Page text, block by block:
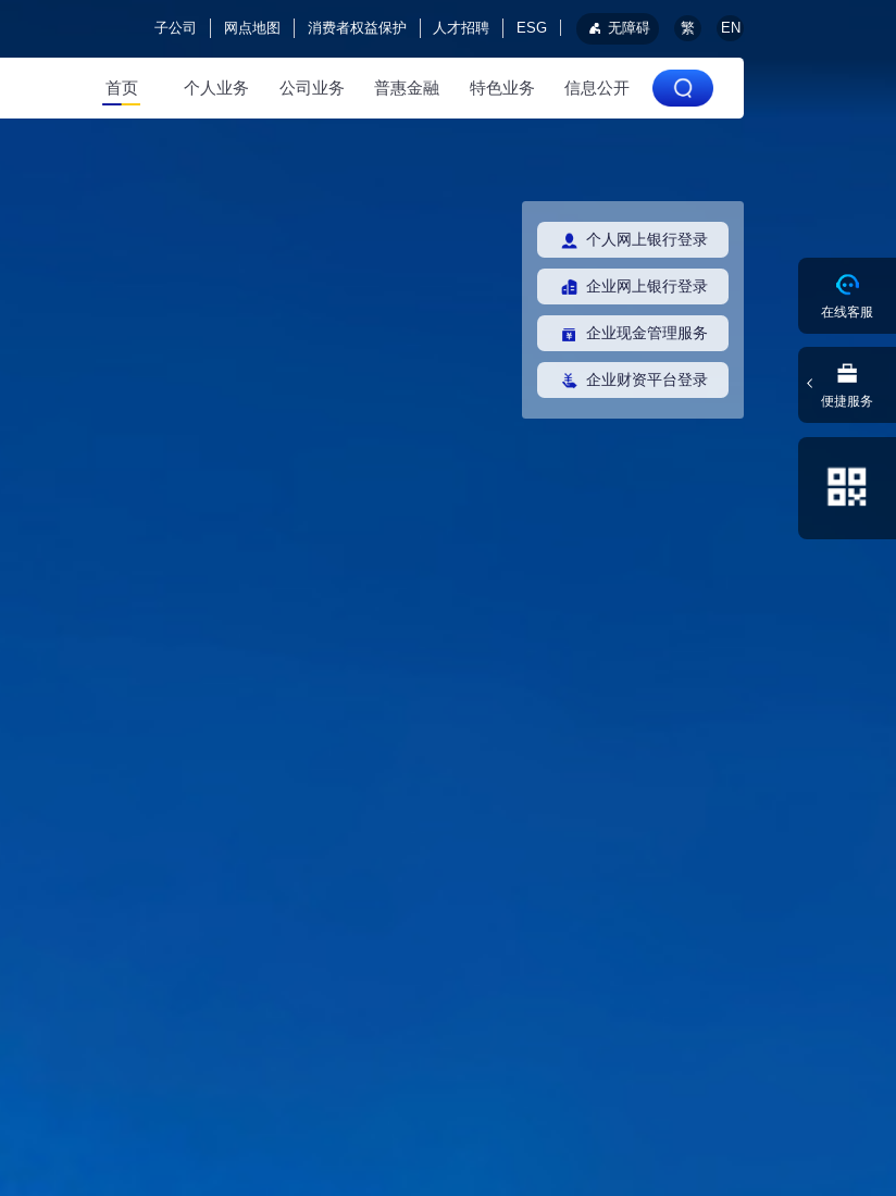
子公司 网点地图 消费者权益保护 人才招聘 ESG 无障碍 繁 EN
个人网上银行登录
企业网上银行登录
企业现金管理服务
企业财资平台登录
首页 个人业务 公司业务 普惠金融 特色业务 信息公开
在线客服
便捷服务